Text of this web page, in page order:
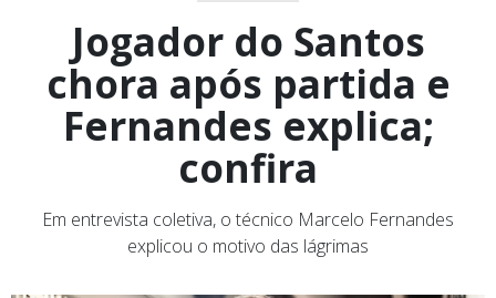
Jogador do Santos
chora após partida e
Fernandes explica;
confira
Em entrevista coletiva, o técnico Marcelo Fernandes
explicou o motivo das lágrimas